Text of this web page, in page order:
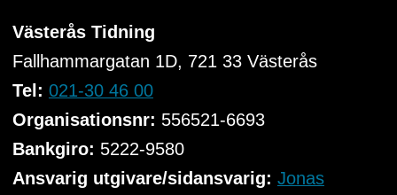
Västerås Tidning
Fallhammargatan 1D, 721 33Västerås
Tel: 021-30 46 00
Organisationsnr: 556521-6693
Bankgiro: 5222-9580
Ansvarig utgivare/sidansvarig: Jonas